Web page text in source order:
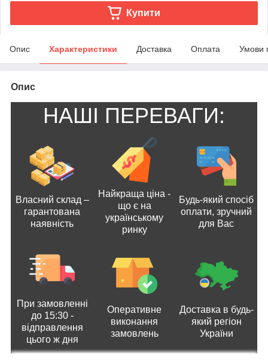
Купити
Опис Характеристики Доставка Оплата Умови
Опис
НАШІ ПЕРЕВАГИ:
Власний склад –
гарантована
наявність
Найкраща ціна -
що є на
українському
ринку
Будь-який спосіб
оплати, зручний
для Вас
При замовленні
до 15:30 -
відправлення
цього ж дня
Оперативне
виконання
замовлень
Доставка в будь-
який регіон
України